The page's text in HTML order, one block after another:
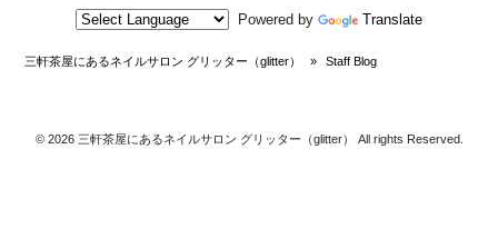
Powered by Translate
三軒茶屋にあるネイルサロン グリッター（glitter） » Staff Blog
© 2026 三軒茶屋にあるネイルサロン グリッター（glitter） All rights Reserved.